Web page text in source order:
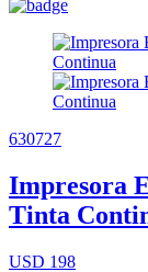
630727
Impresora
Tinta
USD 198